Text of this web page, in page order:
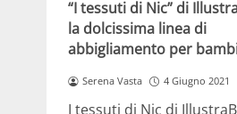
“I tessuti di Nic” di
la dolcissima linea di
abbigliamento per
Serena Vasta 4 Giugno 2021
I tessuti di Nic di